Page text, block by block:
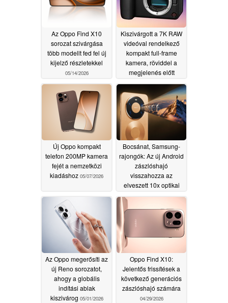
Az Oppo Find X10
sorozat szivárgása
több modellt fed fel új
kijelző részletekkel
05/14/2026
Kiszivárgott a 7K RAW
videóval rendelkező
kompakt full-frame
kamera, röviddel a
megjelenés előtt
05/12/2026
Új Oppo kompakt
telefon 200MP kamera
fejét a nemzetközi
kiadáshoz 05/07/2026
Bocsánat, Samsung-
rajongók: Az új Android
zászlóshajó
visszahozza az
elveszett 10x optikai
Find X9 Ultra-hoz
Az Oppo megerősíti az
új Reno sorozatot,
ahogy a globális
indítási ablak
kiszivárog 05/01/2026
Oppo Find X10:
Jelentős frissítések a
következő generációs
zászlóshajó számára
04/29/2026